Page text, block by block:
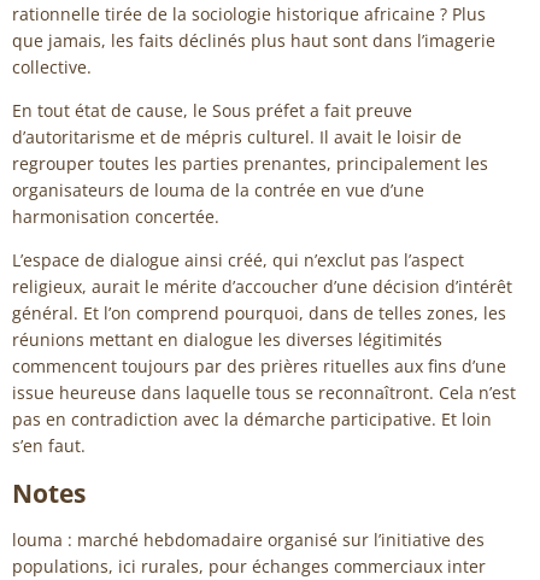
rationnelle tirée de la sociologie historique africaine ? Plus
que jamais, les faits déclinés plus haut sont dans l’imagerie
collective.
En tout état de cause, le Sous préfet a fait preuve
d’autoritarisme et de mépris culturel. Il avait le loisir de
regrouper toutes les parties prenantes, principalement les
organisateurs de louma de la contrée en vue d’une
harmonisation concertée.
L’espace de dialogue ainsi créé, qui n’exclut pas l’aspect
religieux, aurait le mérite d’accoucher d’une décision d’intérêt
général. Et l’on comprend pourquoi, dans de telles zones, les
réunions mettant en dialogue les diverses légitimités
commencent toujours par des prières rituelles aux fins d’une
issue heureuse dans laquelle tous se reconnaîtront. Cela n’est
pas en contradiction avec la démarche participative. Et loin
s’en faut.
Notes
louma : marché hebdomadaire organisé sur l’initiative des
populations, ici rurales, pour échanges commerciaux inter